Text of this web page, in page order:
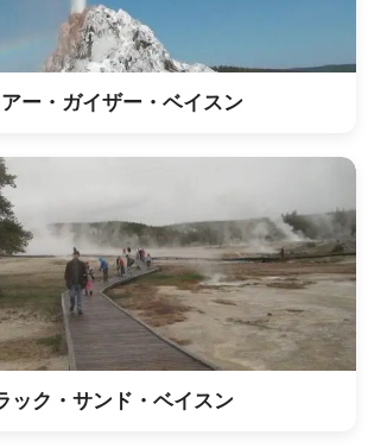
ー・ガイザー・ベイスン
ック・サンド・ベイスン